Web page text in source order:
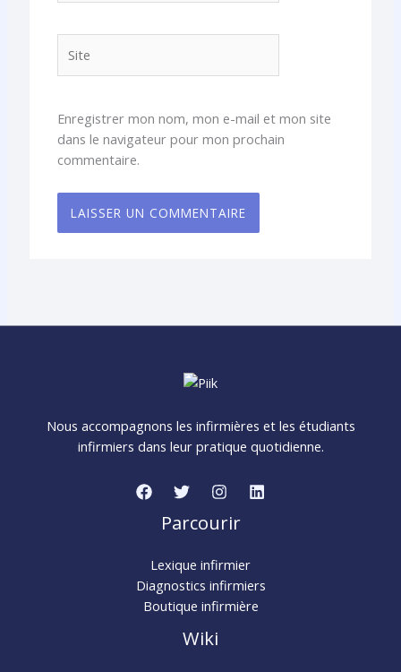
Enregistrer mon nom, mon e-mail et mon site
dans le navigateur pour mon prochain
commentaire.
Nous accompagnons les infirmières et les étudiants
infirmiers dans leur pratique quotidienne.
Parcourir
Lexique infirmier
Diagnostics infirmiers
Boutique infirmière
Wiki